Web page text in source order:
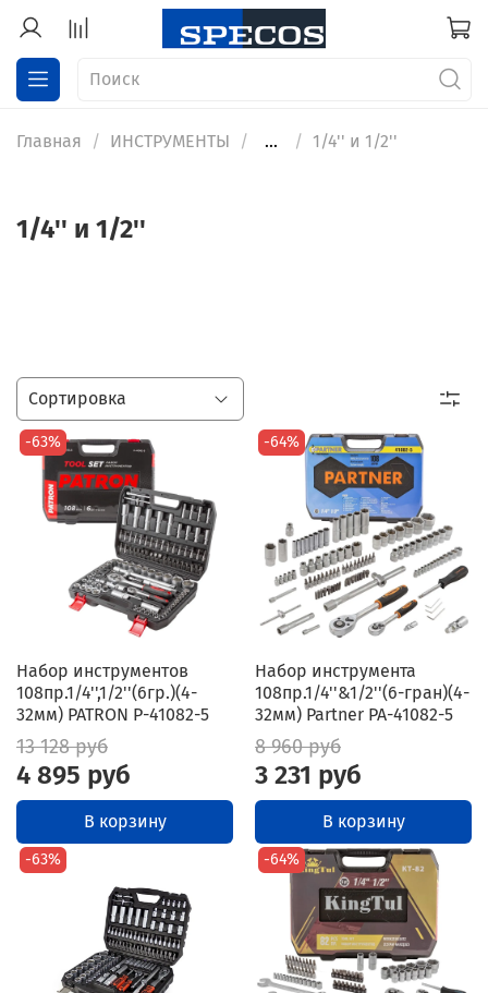
Главная ИНСТРУМЕНТЫ ... 1/4'' и 1/2''
1/4'' и 1/2''
-63%
Набор инструментов
108пр.1/4'',1/2''(6гр.)(4-
32мм) PATRON P-41082-5
13 128 руб
4 895 руб
В корзину
-64%
Набор инструмента
108пр.1/4''&1/2''(6-гран)(4-
32мм) Partner PA-41082-5
8 960 руб
3 231 руб
В корзину
-63% -64%